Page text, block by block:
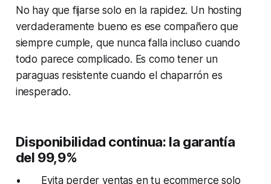
No hay que fijarse solo en la rapidez. Un hosting
verdaderamente bueno es ese compañero que
siempre cumple, que nunca falla incluso cuando
todo parece complicado. Es como tener un
paraguas resistente cuando el chaparrón es
inesperado.
Disponibilidad continua: la garantía
del 99,9%
• Evita perder ventas en tu ecommerce solo